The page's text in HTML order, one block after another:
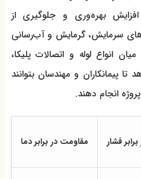
بهره‌وری و جلوگیری از
سرمایش، گرمایش و آب‌رسانی
انواع لوله و اتصالات پلیکا،
تا پیمانکاران و مهندسان بتوانند
انجام دهند.
فشار مقاومت در برابر دما